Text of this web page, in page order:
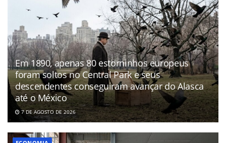
Em 1890, apenas 80 estorninhos europeus
foram soltos no Central Park e seus
descendentes conseguiram avançar do Alasca
até o México
7 DE AGOSTO DE 2026